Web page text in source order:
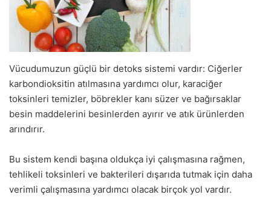
Vücudumuzun güçlü bir detoks sistemi vardır: Ciğerler
karbondioksitin atılmasına yardımcı olur, karaciğer
toksinleri temizler, böbrekler kanı süzer ve bağırsaklar
besin maddelerini besinlerden ayırır ve atık ürünlerden
arındırır.
Bu sistem kendi başına oldukça iyi çalışmasına rağmen,
tehlikeli toksinleri ve bakterileri dışarıda tutmak için daha
verimli çalışmasına yardımcı olacak birçok yol vardır.